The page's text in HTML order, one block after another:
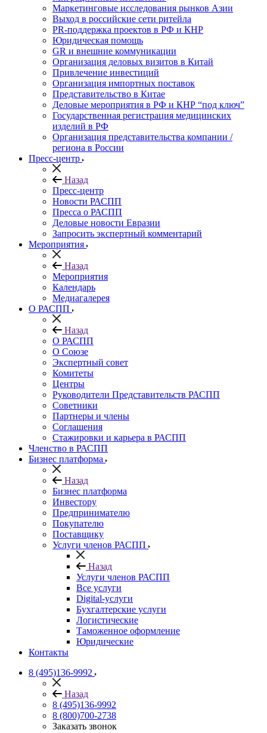
Маркетинговые исследования рынков Азии
Выход в российские сети ритейла
PR-поддержка проектов в РФ и КНР
Юридическая помощь
GR и внешние коммуникации
Организация деловых визитов в Китай
Привлечение инвестиций
Организация импортных поставок
Представительство в Китае
Деловые мероприятия в РФ и КНР “под ключ”
Государственная регистрация медицинских
изделий в РФ
Организация представительства компании /
региона в России
Пресс-центр
Назад
Пресс-центр
Новости РАСПП
Пресса о РАСПП
Деловые новости Евразии
Запросить экспертный комментарий
Мероприятия
Назад
Мероприятия
Календарь
Медиагалерея
О РАСПП
Назад
О РАСПП
О Союзе
Экспертный совет
Комитеты
Центры
Руководители Представительств РАСПП
Советники
Партнеры и члены
Соглашения
Стажировки и карьера в РАСПП
Членство в РАСПП
Бизнес платформа
Назад
Бизнес платформа
Инвестору
Предпринимателю
Покупателю
Поставщику
Услуги членов РАСПП
Назад
Услуги членов РАСПП
Все услуги
Digital-услуги
Бухгалтерские услуги
Логистические
Таможенное оформление
Юридические
Контакты
8 (495)136-9992
Назад
8 (495)136-9992
8 (800)700-2738
Заказать звонок